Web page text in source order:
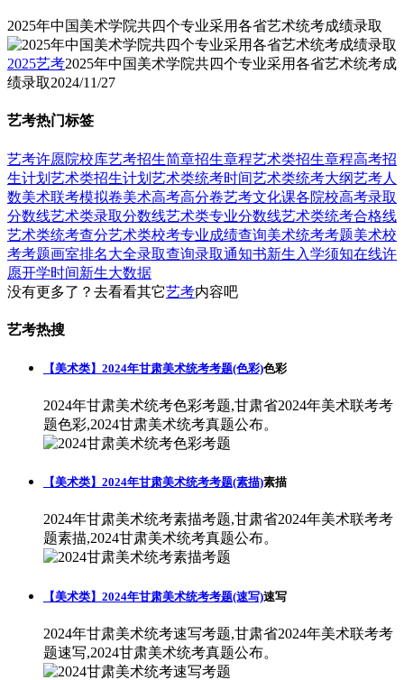
2025年中国美术学院共四个专业采用各省艺术统考成绩录取
2025艺考2025年中国美术学院共四个专业采用各省艺术统考成
绩录取2024/11/27
艺考热门标签
艺考许愿院校库艺考招生简章招生章程艺术类招生章程高考招
生计划 艺术类招生计划 艺术类统考时间艺术类统考大纲艺考人
数美术联考模拟卷美术高考高分卷艺考文化课各院校高考录取
分数线艺术类录取分数线艺术类专业分数线艺术类统考合格线
艺术类统考查分艺术类校考专业成绩查询美术统考考题美术校
考考题画室排名大全录取查询录取通知书新生入学须知在线许
愿开学时间新生大数据
没有更多了？去看看其它艺考内容吧
艺考热搜
【美术类】2024年甘肃美术统考考题(色彩)色彩
2024年甘肃美术统考色彩考题,甘肃省2024年美术联考考
题色彩,2024甘肃美术统考真题公布。
【美术类】2024年甘肃美术统考考题(素描)素描
2024年甘肃美术统考素描考题,甘肃省2024年美术联考考
题素描,2024甘肃美术统考真题公布。
【美术类】2024年甘肃美术统考考题(速写)速写
2024年甘肃美术统考速写考题,甘肃省2024年美术联考考
题速写,2024甘肃美术统考真题公布。